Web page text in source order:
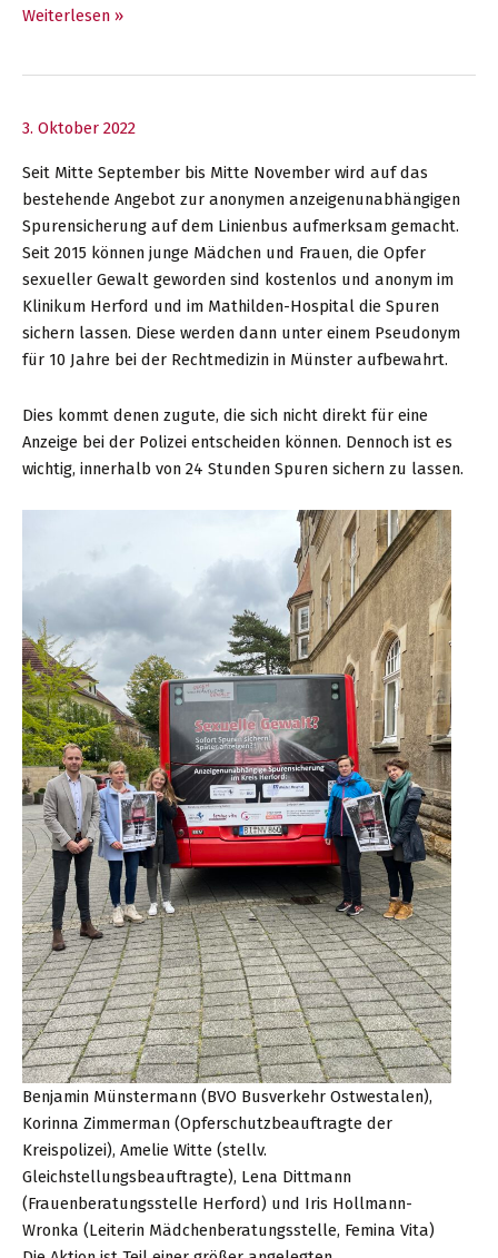
Fachforum
zum
im
Kontext
häuslicher
Gewalt
ein
voller
Erfolg
Weiterlesen »
3. Oktober 2022
Seit Mitte September bis Mitte November wird auf das
bestehende Angebot zur anonymen anzeigenunabhängigen
Spurensicherung auf dem Linienbus aufmerksam gemacht.
Seit 2015 können junge Mädchen und Frauen, die Opfer
sexueller Gewalt geworden sind kostenlos und anonym im
Klinikum Herford und im Mathilden-Hospital die Spuren
sichern lassen. Diese werden dann unter einem Pseudonym
für 10 Jahre bei der Rechtmedizin in Münster aufbewahrt.
Dies kommt denen zugute, die sich nicht direkt für eine
Anzeige bei der Polizei entscheiden können. Dennoch ist es
wichtig, innerhalb von 24 Stunden Spuren sichern zu lassen.
Benjamin Münstermann (BVO Busverkehr Ostwestalen),
Korinna Zimmerman (Opferschutzbeauftragte der
Kreispolizei), Amelie Witte (stellv.
Gleichstellungsbeauftragte), Lena Dittmann
(Frauenberatungsstelle Herford) und Iris Hollmann-
Wronka (Leiterin Mädchenberatungsstelle, Femina Vita)